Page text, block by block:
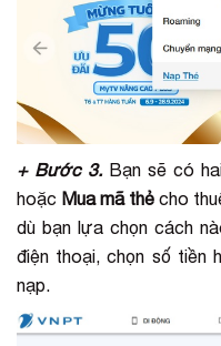
+ Bước 3.Bạn sẽ có
hoặc Mua mã thẻ cho
dù bạn lựa chọn cách
điện thoại, chọn số tiền
nạp.